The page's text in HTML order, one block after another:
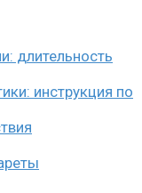
длительность
инструкция по